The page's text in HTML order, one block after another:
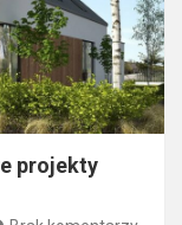
projekty